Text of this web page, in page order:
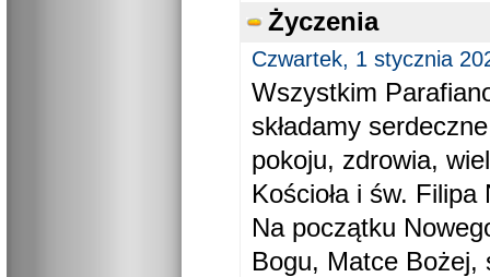
Życzenia
Czwartek, 1 stycznia
Wszystkim
składamy
pokoju, zdrowia,
Kościoła i św. Filipa
Na początku
Bogu, Matce Bożej,